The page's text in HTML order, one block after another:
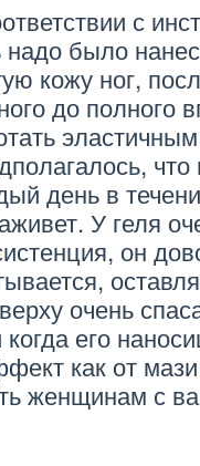
О КРЕМЕ НИВЕЯ
ОТЗЫВЫ
с
надо было
кожу ног,
до полного
день в
У геля
он
очень
его
как от
женщинам с